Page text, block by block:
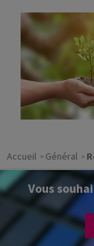
Accueil Général
Vous